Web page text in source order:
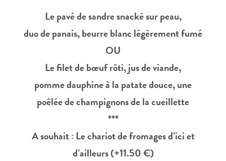
Le pavé de sandre snacké sur peau,
duo de panais, beurre blanc légèrement fumé
OU
Le filet de bœuf rôti, jus de viande,
pomme dauphine à la patate douce, une
poêlée de champignons de la cueillette
***
A souhait : Le chariot de fromages d’ici et
d’ailleurs (+11.50 €)